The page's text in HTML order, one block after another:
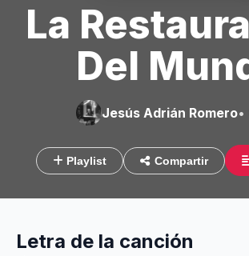
La
Del
Jesús Adrián Romero
Playlist Compartir
Letra de la canción